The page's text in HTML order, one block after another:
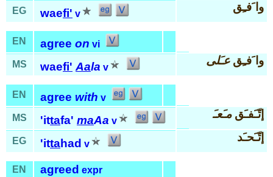
EG
waefi' v
وا َفـِق
EN agree on vi
MS
waefi' Aala v
وا َفـِقعـَلى
EN agree with v
MS
'ittafa' maAa v
إتّـَفـَقمـَعـَ
EG 'ittahad v
إتّـَحـَد
EN agreed expr